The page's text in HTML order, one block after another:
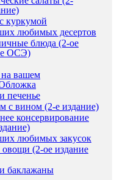
куркумой
любимых десертов
блюда (2-ое
ОСЭ)
на вашем
печенье
с вином (2-е издание)
консервирование
любимых закусок
(2-ое издание
баклажаны